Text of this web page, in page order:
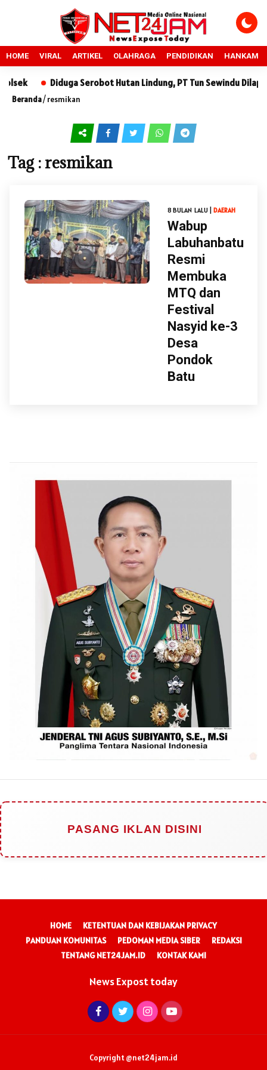
HOME VIRAL ARTIKEL OLAHRAGA PENDIDIKAN HANKAM
Diduga Serobot Hutan Lindung, PT Tun Sewindu
Beranda/resmikan
Tag : resmikan
8 BULAN LALU | DAERAH
Wabup
Labuhanbatu
Resmi
Membuka
MTQ dan
Festival
Nasyid ke-3
Desa
Pondok
Batu
PASANG IKLAN DISINI
HOME
KETENTUAN DAN KEBIJAKAN PRIVACY
PANDUAN KOMUNITAS
PEDOMAN MEDIA SIBER
REDAKSI
TENTANG NET24JAM.ID
KONTAK KAMI
News Expost today
Copyright @net24jam.id